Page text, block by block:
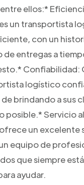
ellos:*
un transportista
con un
entregas a
Confiabilidad:
logístico
brindando a sus
posible.* Servicio
un excelente
equipo de
que siempre
ayudar.